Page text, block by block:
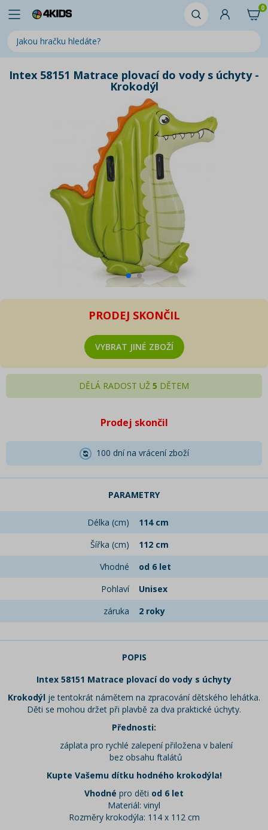
0
Intex 58151 Matrace plovací do vody s úchyty -
Krokodýl
PRODEJ SKONČIL
VYBRAT JINÉ ZBOŽÍ
DĚLÁ RADOST UŽ 5 DĚTEM
Prodej skončil
100 dní na vrácení zboží
PARAMETRY
Délka (cm)
114 cm
Šířka (cm)
112 cm
Vhodné
od 6 let
Pohlaví
Unisex
záruka
2 roky
POPIS
Intex 58151 Matrace plovací do vody s úchyty
Krokodýl je tentokrát námětem na zpracování dětského lehátka.
Děti se mohou držet při plavbě za dva praktické úchyty.
Přednosti:
záplata pro rychlé zalepení přiložena v balení
bez obsahu ftalátů
Kupte Vašemu dítku hodného krokodýla!
Vhodné pro děti od 6 let
Materiál: vinyl
Rozměry krokodýla: 114 x 112 cm